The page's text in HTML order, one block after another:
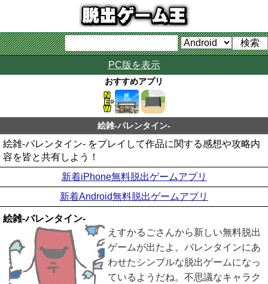
PC版を表示
おすすめアプリ
絵雑-バレンタイン-
絵雑-バレンタイン- をプレイして作品に関する感想や攻略内
容を皆と共有しよう！
新着iPhone無料脱出ゲームアプリ
新着Android無料脱出ゲームアプリ
絵雑-バレンタイン-
えすかるごさんから新しい無料脱出
ゲームが出たよ。バレンタインにあ
わせたシンプルな脱出ゲームになっ
ているようだね。不思議なキャラク